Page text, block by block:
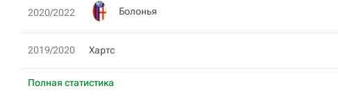
Полная статистика
2020/2022 Болонья
2019/2020 Хартс